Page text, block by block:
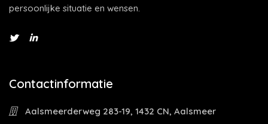
persoonlijke situatie en wensen.
Contactinformatie
Aalsmeerderweg 283-19, 1432 CN, Aalsmeer